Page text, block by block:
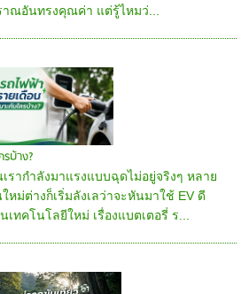
าณอันทรงคุณค่า แต่รู้ไหมว่...
รบ้าง?
รากำลังมาแรงแบบฉุดไม่อยู่จริงๆ หลาย
ม่ต่างก็เริ่มลังเลว่าจะหันมาใช้ EV ดี
เทคโนโลยีใหม่ เรื่องแบตเตอรี่ ร...